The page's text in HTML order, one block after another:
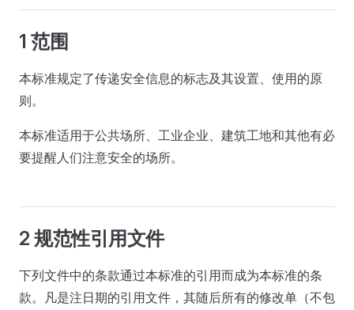
1 范围
本标准规定了传递安全信息的标志及其设置、使用的原
则。
本标准适用于公共场所、工业企业、建筑工地和其他有必
要提醒人们注意安全的场所。
2 规范性引用文件
下列文件中的条款通过本标准的引用而成为本标准的条
款。凡是注日期的引用文件，其随后所有的修改单（不包